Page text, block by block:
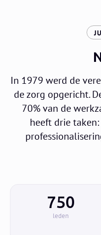
In 1979 werd de
de zorg opgericht.
70% van de
heeft drie
750
leden